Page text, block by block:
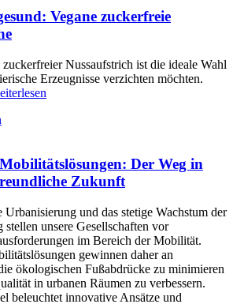
Vegane zuckerfreie
Nussaufstrich ist die ideale Wahl
Erzeugnisse verzichten möchten.
Der Weg in
Zukunft
Urbanisierung und das stetige Wachstum der
stellen unsere Gesellschaften vor
im Bereich der Mobilität.
gewinnen daher an
ökologischen Fußabdrücke zu minimieren
in urbanen Räumen zu verbessern.
beleuchtet innovative Ansätze und